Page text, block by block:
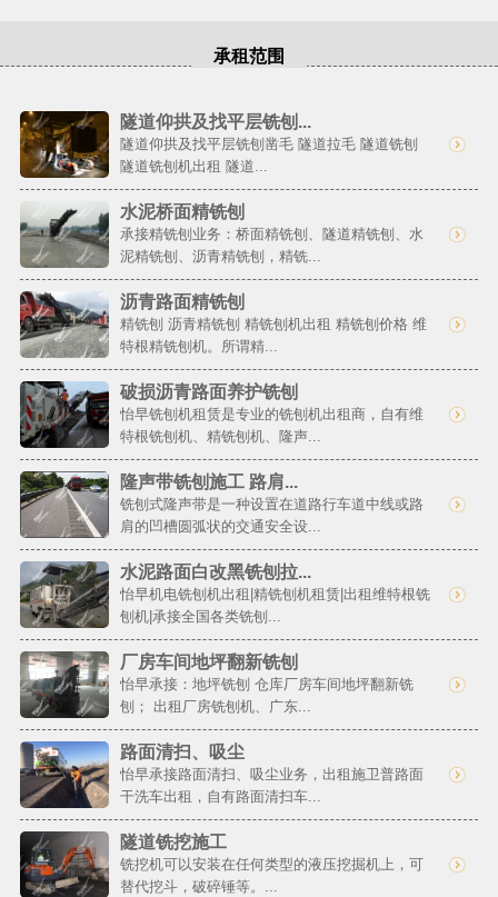
承租范围
隧道仰拱及找平层铣刨...
隧道仰拱及找平层铣刨凿毛 隧道拉毛 隧道铣刨
隧道铣刨机出租 隧道...
水泥桥面精铣刨
承接精铣刨业务：桥面精铣刨、隧道精铣刨、水
泥精铣刨、沥青精铣刨，精铣...
沥青路面精铣刨
精铣刨 沥青精铣刨 精铣刨机出租 精铣刨价格 维
特根精铣刨机。所谓精...
破损沥青路面养护铣刨
怡早铣刨机租赁是专业的铣刨机出租商，自有维
特根铣刨机、精铣刨机、隆声...
隆声带铣刨施工 路肩...
铣刨式隆声带是一种设置在道路行车道中线或路
肩的凹槽圆弧状的交通安全设...
水泥路面白改黑铣刨拉...
怡早机电铣刨机出租|精铣刨机租赁|出租维特根铣
刨机|承接全国各类铣刨...
厂房车间地坪翻新铣刨
怡早承接：地坪铣刨 仓库厂房车间地坪翻新铣
刨； 出租厂房铣刨机、广东...
路面清扫、吸尘
怡早承接路面清扫、吸尘业务，出租施卫普路面
干洗车出租，自有路面清扫车...
隧道铣挖施工
铣挖机可以安装在任何类型的液压挖掘机上，可
替代挖斗，破碎锤等。...